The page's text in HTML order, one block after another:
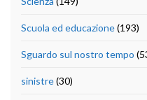
Scuola ed educazione(193)
Sguardo sul nostro tempo
sinistre(30)